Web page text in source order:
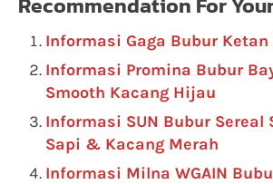
Informasi Gaga Bubur
Informasi Promina Bubur
Smooth Kacang Hijau
Informasi SUN Bubur Sereal
Sapi & Kacang Merah
Informasi Milna WGAIN